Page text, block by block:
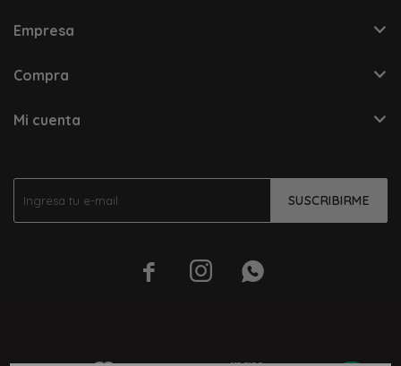
SUSCRIBIRME
  
Empresa
Compra
Mi cuenta